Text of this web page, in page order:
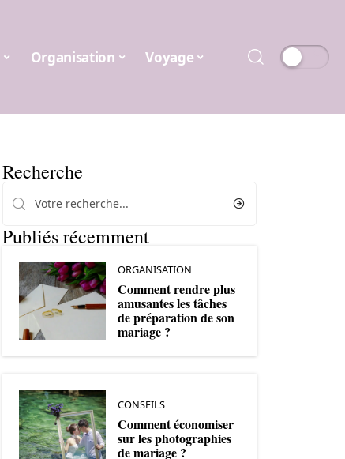
Organisation Voyage
Recherche
Publiés récemment
ORGANISATION
Comment rendre plus
amusantes les tâches
de préparation de son
mariage ?
CONSEILS
Comment économiser
sur les photographies
de mariage ?